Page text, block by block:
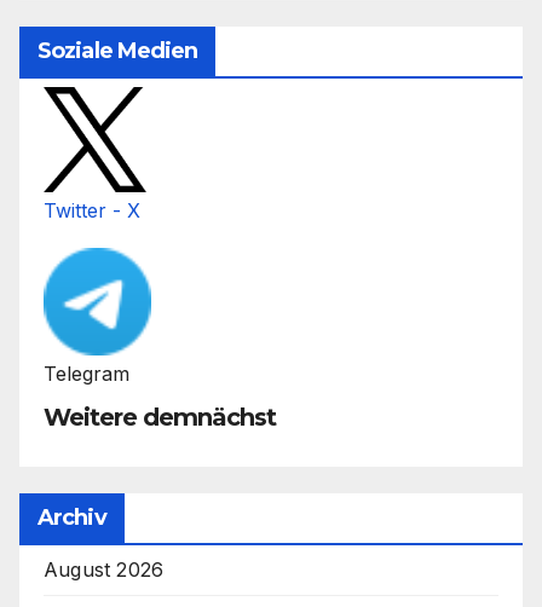
Soziale Medien
Twitter - X
Telegram
Weitere demnächst
Archiv
August 2026